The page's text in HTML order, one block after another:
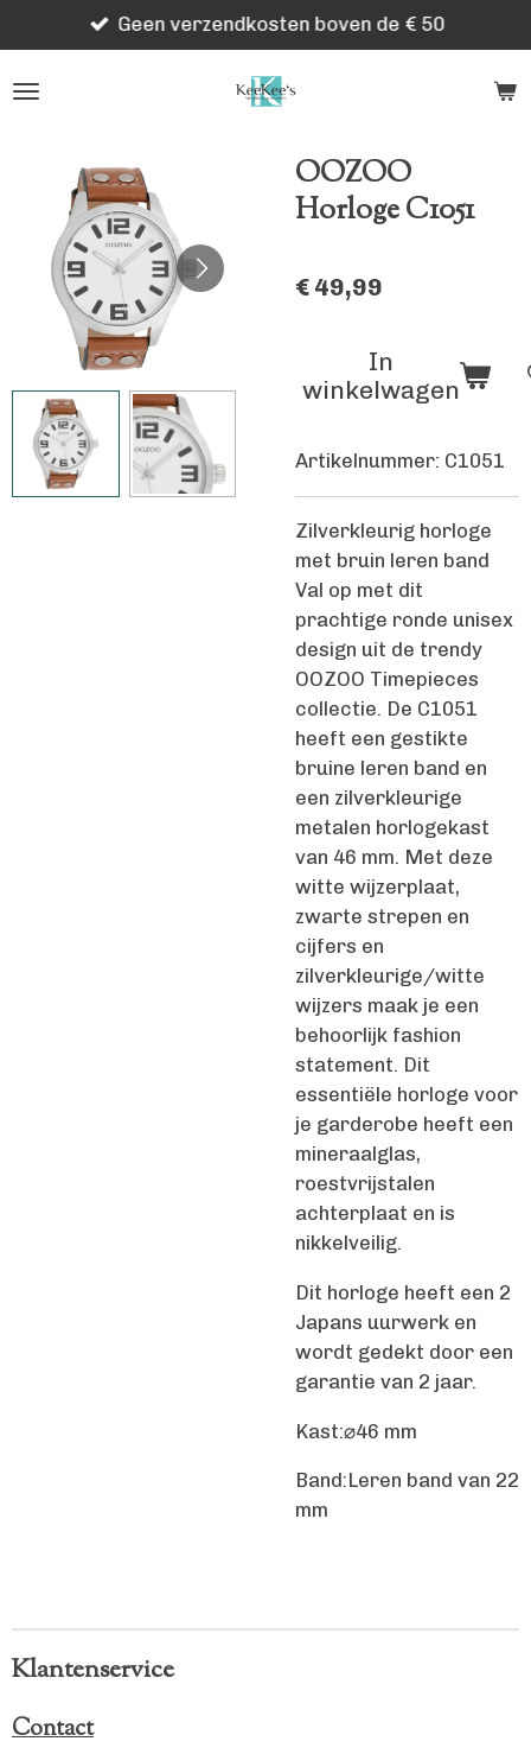
direct
naar
Geen verzendkosten boven de € 50
OOZOO
Horloge C1051
€ 49,99
In
winkelwagen
Artikelnummer: C1051
Zilverkleurig horloge
met bruin leren band
Val op met dit
prachtige ronde unisex
design uit de trendy
OOZOO Timepieces
collectie. De C1051
heeft een gestikte
bruine leren band en
een zilverkleurige
metalen horlogekast
van 46 mm. Met deze
witte wijzerplaat,
zwarte strepen en
cijfers en
zilverkleurige/witte
wijzers maak je een
behoorlijk fashion
statement. Dit
essentiële horloge voor
je garderobe heeft een
mineraalglas,
roestvrijstalen
achterplaat en is
nikkelveilig.
Dit horloge heeft een 2
Japans uurwerk en
wordt gedekt door een
garantie van 2 jaar.
Kast:⌀46 mm
Band:Leren band van 22
mm
Klantenservice
Contact